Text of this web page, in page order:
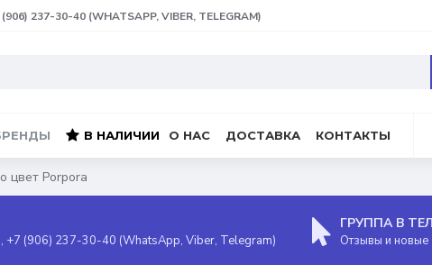
237-30-40 (WHATSAPP, VIBER, TELEGRAM)
В НАЛИЧИИ О НАС ДОСТАВКА КОНТАКТЫ
цвет Porpora
(906) 237-30-40 (WhatsApp, Viber, Telegram)
ГРУППА В
Отзывы и новые